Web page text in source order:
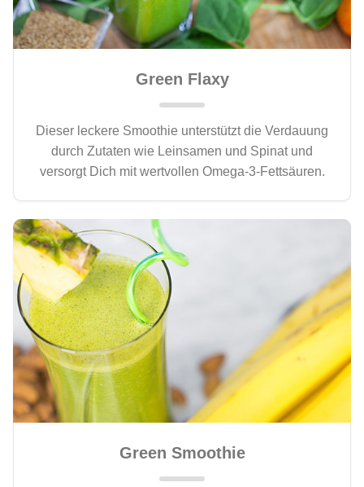
Green Flaxy
Dieser leckere Smoothie unterstützt die Verdauung
durch Zutaten wie Leinsamen und Spinat und
versorgt Dich mit wertvollen Omega-3-Fettsäuren.
Green Smoothie